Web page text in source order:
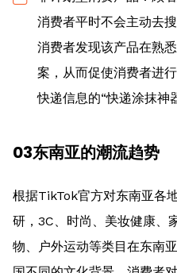
消费者平时不会主动去
消费者发现该产品在熟
案，从而促使消费者进
快递信息的“快递涂抹神
03东南亚的潮流趋势
根据TikTok官方对东南亚各
研，3C、时尚、美妆健康、
物、户外运动等类目在东南